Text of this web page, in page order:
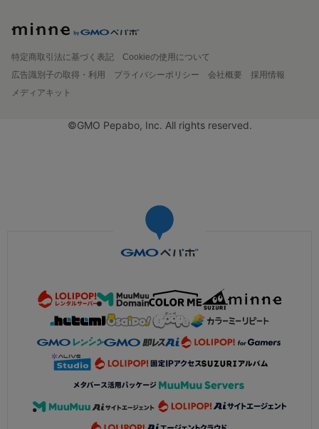
特定商取引法に基づく表記
Cookieの使用について
広告識別子の取得・利用
プライバシーポリシー 会社概要
採用情報
メディアキット
©GMO Pepabo, Inc. All rights reserved.